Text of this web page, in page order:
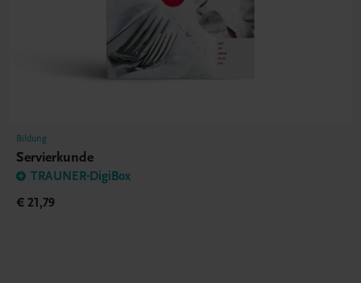
Bildung
Servierkunde
TRAUNER-DigiBox
€ 21,79